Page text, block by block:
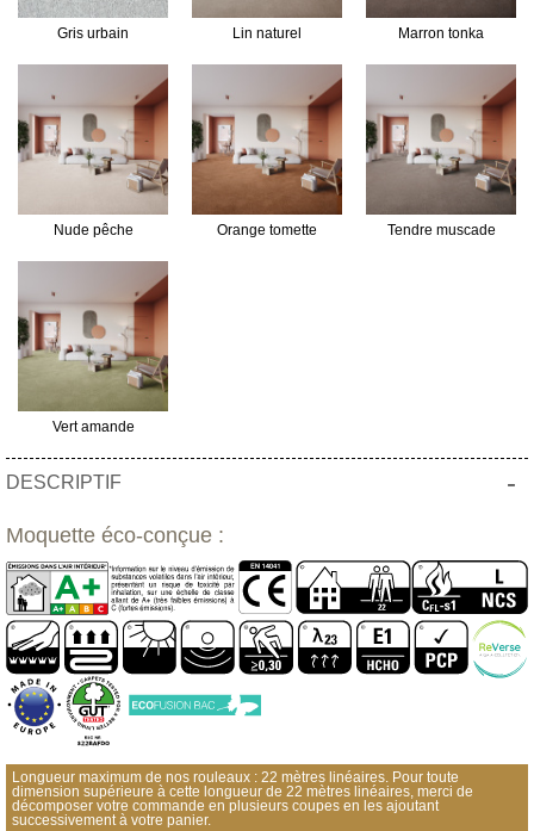
Gris urbain Lin naturel Marron tonka
Nude pêche Orange tomette Tendre muscade
Vert amande
DESCRIPTIF -
Moquette éco-conçue :
Longueur maximum de nos rouleaux : 22 mètres linéaires. Pour toute
dimension supérieure à cette longueur de 22 mètres linéaires, merci de
décomposer votre commande en plusieurs coupes en les ajoutant
successivement à votre panier.